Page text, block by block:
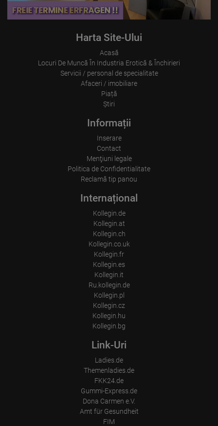
Origin (country and city)
Language
Device (PC, tablet PC or smartphone)
Browser and any add-ons used
Visitor source (Facebook, search engine, or referring website)
Which files were downloaded?
Which videos were watched?
Were any advertising banners clicked?
Where did the visitor go? Did he click on other pages of the
portal or did he leave it completely?
How long did the visitor stay?
Harta Site-Ului
Acasă
Locuri De Muncă În Industria Erotică & Închirieri
Servicii / personal de specialitate
Afaceri / imobiliare
Piață
Ştiri
Informații
Inserare
Contact
Menţiuni legale
Politica de Confidentialitate
Reclamă tip panou
Internațional
Kollegin.de
Kollegin.at
Kollegin.ch
Kollegin.co.uk
Kollegin.fr
Kollegin.es
Kollegin.it
Ru.kollegin.de
Kollegin.pl
Kollegin.cz
Kollegin.hu
Kollegin.bg
Link-Uri
Ladies.de
Themenladies.de
FKK24.de
Gummi-Express.de
Dona Carmen e.V.
Amt für Gesundheit
FIM